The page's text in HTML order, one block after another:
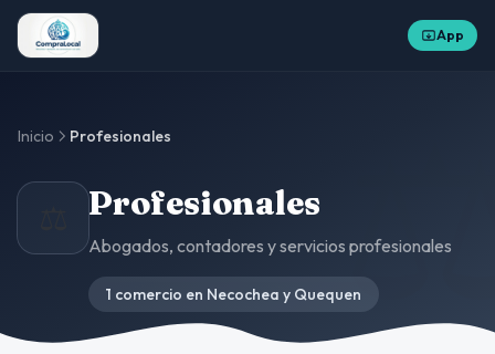
App
Inicio Profesionales
Profesionales
Abogados, contadores y servicios profesionales
1 comercio en Necochea y Quequen